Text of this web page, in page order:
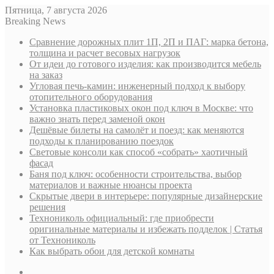
Пятница, 7 августа 2026
Breaking News
Сравнение дорожных плит 1П, 2П и ПАГ: марка бетона,
толщина и расчет весовых нагрузок
От идеи до готового изделия: как производится мебель
на заказ
Угловая печь-камин: инженерный подход к выбору
отопительного оборудования
Установка пластиковых окон под ключ в Москве: что
важно знать перед заменой окон
Дешёвые билеты на самолёт и поезд: как меняются
подходы к планированию поездок
Световые консоли как способ «собрать» хаотичный
фасад
Баня под ключ: особенности строительства, выбор
материалов и важные нюансы проекта
Скрытые двери в интерьере: популярные дизайнерские
решения
Технониколь официальный: где приобрести
оригинальные материалы и избежать подделок | Статья
от Технониколь
Как выбрать обои для детской комнаты